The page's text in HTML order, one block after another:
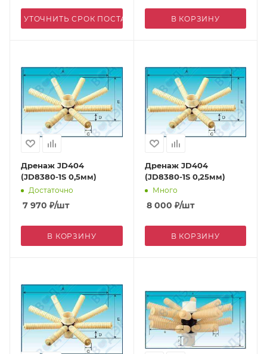
УТОЧНИТЬ СРОК ПОСТАВКИ В КОРЗИНУ
Дренаж JD404
(JD8380-1S 0,5мм)
Достаточно
7 970 ₽/шт
В КОРЗИНУ
Дренаж JD404
(JD8380-1S 0,25мм)
Много
8 000 ₽/шт
В КОРЗИНУ